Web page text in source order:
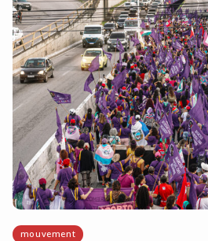
mouvement